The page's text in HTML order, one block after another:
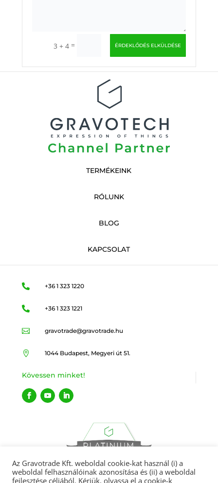
3 + 4 = ÉRDEKLŐDÉS ELKÜLDÉSE
TERMÉKEINK
RÓLUNK
BLOG
KAPCSOLAT
 +36 1 323 1220
 +36 1 323 1221
 gravotrade@gravotrade.hu
 1044 Budapest, Megyeri út 51.
Kövessen minket!
Az Gravotrade Kft. weboldal cookie-kat használ (i) a
weboldal felhasználóinak azonosítása és (ii) a weboldal
fejlesztése céljából. Kérjük, olvassa el a cookie-k